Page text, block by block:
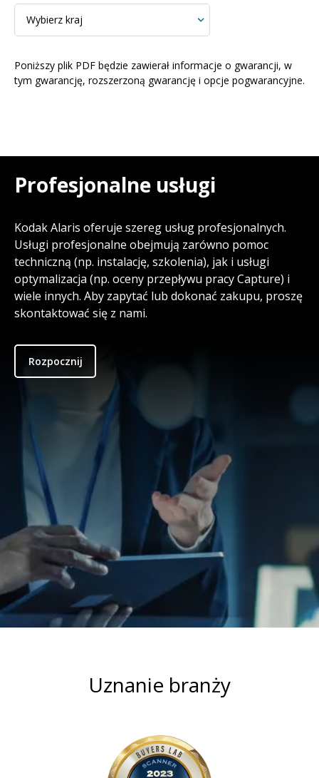
Poniższy plik PDF będzie zawierał informacje o gwarancji, w
tym gwarancję, rozszerzoną gwarancję i opcje pogwarancyjne.
Profesjonalne usługi
Kodak Alaris oferuje szereg usług profesjonalnych.
Usługi profesjonalne obejmują zarówno pomoc
techniczną (np. instalację, szkolenia), jak i usługi
optymalizacja (np. oceny przepływu pracy Capture) i
wiele innych. Aby zapytać lub dokonać zakupu, proszę
skontaktować się z nami.
Rozpocznij
Uznanie branży